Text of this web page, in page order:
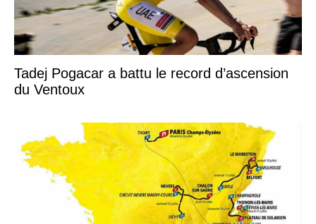
Tadej Pogacar a battu le record d’ascension
du Ventoux